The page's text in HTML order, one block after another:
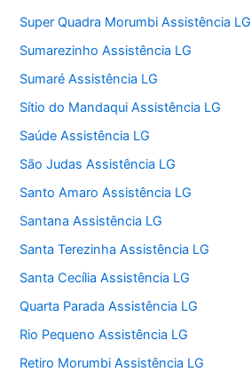
Super Quadra Morumbi Assistência LG
Sumarezinho Assistência LG
Sumaré Assistência LG
Sítio do Mandaqui Assistência LG
Saúde Assistência LG
São Judas Assistência LG
Santo Amaro Assistência LG
Santana Assistência LG
Santa Terezinha Assistência LG
Santa Cecília Assistência LG
Quarta Parada Assistência LG
Rio Pequeno Assistência LG
Retiro Morumbi Assistência LG